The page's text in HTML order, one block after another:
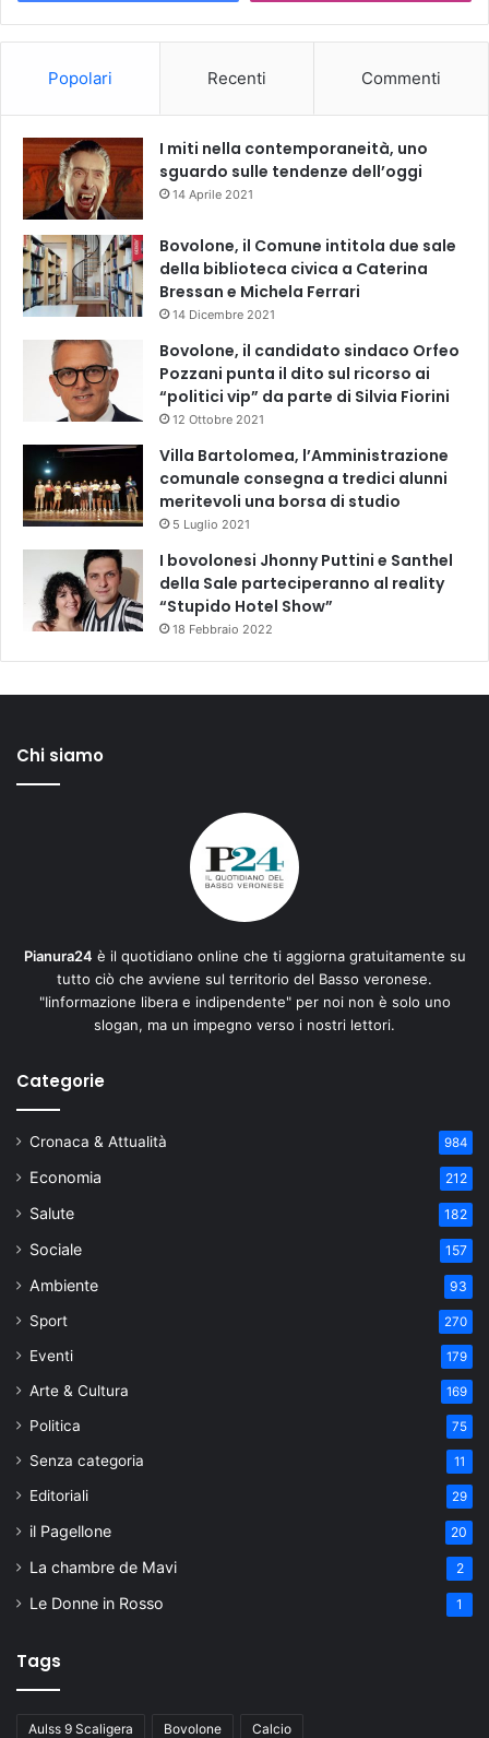
Popolari Recenti Commenti
I miti nella contemporaneità, uno
sguardo sulle tendenze dell’oggi
14 Aprile 2021
Bovolone, il Comune intitola due sale
della biblioteca civica a Caterina
Bressan e Michela Ferrari
14 Dicembre 2021
Bovolone, il candidato sindaco Orfeo
Pozzani punta il dito sul ricorso ai
“politici vip” da parte di Silvia Fiorini
12 Ottobre 2021
Villa Bartolomea, l’Amministrazione
comunale consegna a tredici alunni
meritevoli una borsa di studio
5 Luglio 2021
I bovolonesi Jhonny Puttini e Santhel
della Sale parteciperanno al reality
“Stupido Hotel Show”
18 Febbraio 2022
Chi siamo
Pianura24 è il quotidiano online che ti aggiorna gratuitamente su
tutto ciò che avviene sul territorio del Basso veronese.
"Iinformazione libera e indipendente" per noi non è solo uno
slogan, ma un impegno verso i nostri lettori.
Categorie
Cronaca & Attualità 984
Economia 212
Salute 182
Sociale 157
Ambiente 93
Sport 270
Eventi 179
Arte & Cultura 169
Politica 75
Senza categoria 11
Editoriali 29
il Pagellone 20
La chambre de Mavi 2
Le Donne in Rosso 1
Tags
Aulss 9 Scaligera Bovolone Calcio